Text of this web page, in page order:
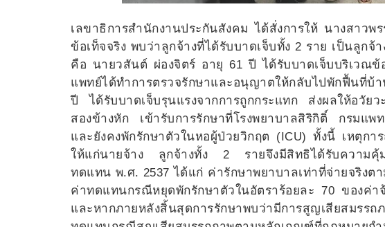
เลขาธิการสำนักงานประกันสังคม ได้สั่งการให้ นางสาว
ข้อเท็จจริง พบว่าลูกจ้างที่ได้รับบาดเจ็บทั้ง 2 ราย เป็นลูกจ้
คือ นายวสันต์ ผ่องจิตร์ อายุ 61 ปี ได้รับบาดเจ็บบริเวณข้
แพทย์ได้ทำการตรวจรักษาและอนุญาตให้กลับไปพักฟื้นที่บ้
ปี ได้รับบาดเจ็บรุนแรงจากการถูกกระแทก ส่งผลให้อวัย
สองข้างหัก เข้ารับการรักษาที่โรงพยาบาลสิริกิติ์ กรมแพ
และยังคงพักรักษาตัวในหอผู้ป่วยวิกฤต (ICU) ทั้งนี้ เหตุกา
ให้แก่นายจ้าง ลูกจ้างทั้ง 2 รายจึงมีสิทธิได้รับความคุ้ม
ทดแทน พ.ศ. 2537 ได้แก่ ค่ารักษาพยาบาลเท่าที่จ่ายจริงต
ค่าทดแทนกรณีหยุดพักรักษาตัวในอัตราร้อยละ 70 ของค่า
และหากภายหลังสิ้นสุดการรักษาพบว่ามีการสูญเสียสม